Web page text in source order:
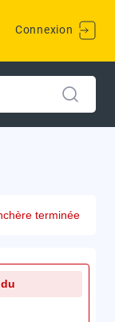
Connexion
terminée